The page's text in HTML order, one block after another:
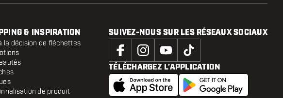
& INSPIRATION
la décision de fléchettes
de produit
SUIVEZ-NOUS SUR LES RÉSEAUX SOCIAUX
TÉLÉCHARGEZ L’APPLICATION